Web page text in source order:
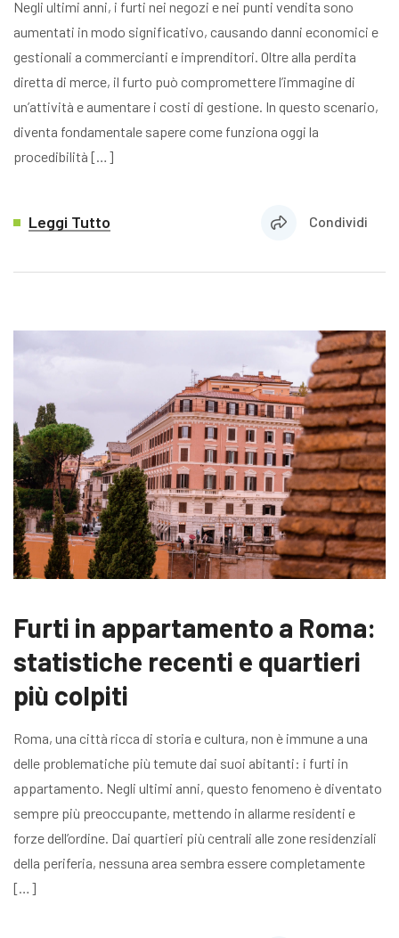
Negli ultimi anni, i furti nei negozi e nei punti vendita sono
aumentati in modo significativo, causando danni economici e
gestionali a commercianti e imprenditori. Oltre alla perdita
diretta di merce, il furto può compromettere l’immagine di
un’attività e aumentare i costi di gestione. In questo scenario,
diventa fondamentale sapere come funziona oggi la
procedibilità […]
Leggi Tutto Condividi
Furti in appartamento a Roma:
statistiche recenti e quartieri
più colpiti
Roma, una città ricca di storia e cultura, non è immune a una
delle problematiche più temute dai suoi abitanti: i furti in
appartamento. Negli ultimi anni, questo fenomeno è diventato
sempre più preoccupante, mettendo in allarme residenti e
forze dell’ordine. Dai quartieri più centrali alle zone residenziali
della periferia, nessuna area sembra essere completamente
[…]